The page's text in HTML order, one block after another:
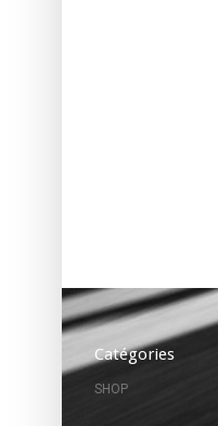
Catégories
SHOP